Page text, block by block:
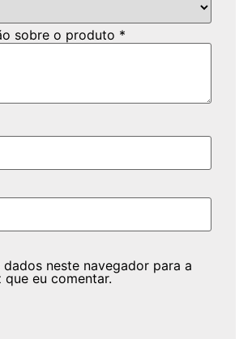
sobre o produto *
dados neste navegador para a
eu comentar.